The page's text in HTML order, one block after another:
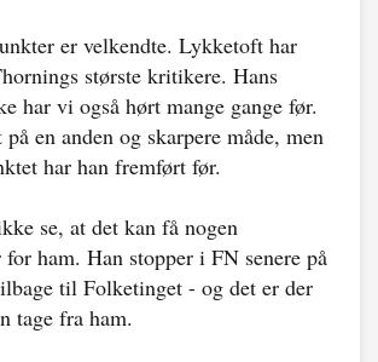
er velkendte. Lykketoft har
største kritikere. Hans
har vi også hørt mange gange før.
en anden og skarpere måde, men
har han fremført før.
se, at det kan få nogen
for ham. Han stopper i FN senere på
til Folketinget - og det er der
tage fra ham.